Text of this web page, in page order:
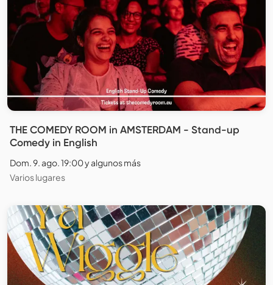
THE COMEDY ROOM in AMSTERDAM - Stand-up
Comedy in English
Dom. 9. ago. 19:00 y algunos más
Varios lugares